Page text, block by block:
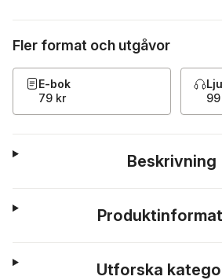
Fler format och utgåvor
E-bok
79 kr
Beskrivning
Utforska